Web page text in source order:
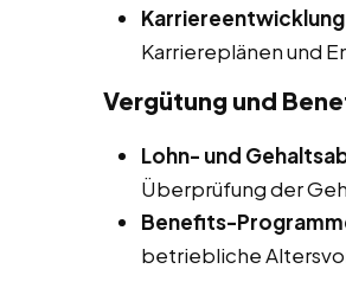
Karriereplänen und
Vergütung und
Lohn- und
Überprüfung der
Benefits-
betriebliche